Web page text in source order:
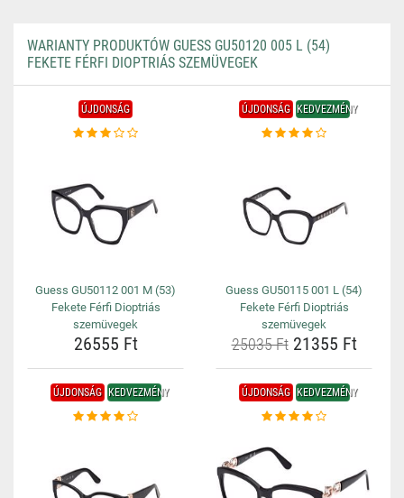
WARIANTY PRODUKTÓW GUESS GU50120 005 L (54)
FEKETE FÉRFI DIOPTRIÁS SZEMÜVEGEK
ÚJDONSÁG
Guess GU50112 001 M (53)
Fekete Férfi Dioptriás
szemüvegek
26555 Ft
ÚJDONSÁG KEDVEZMÉNY
Guess GU50115 001 L (54)
Fekete Férfi Dioptriás
szemüvegek
25035 Ft21355 Ft
ÚJDONSÁG KEDVEZMÉNY ÚJDONSÁG KEDVEZMÉNY